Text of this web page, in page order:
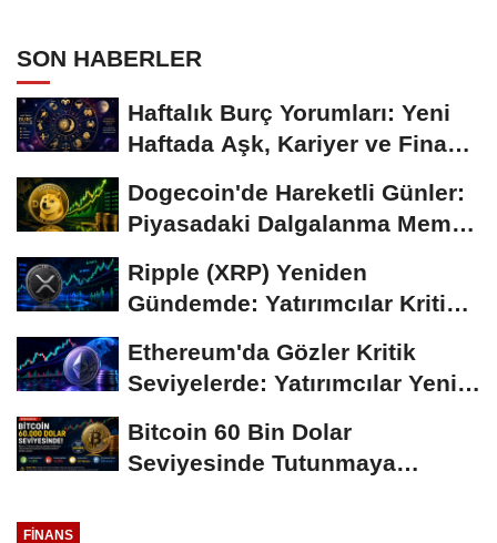
SON HABERLER
Haftalık Burç Yorumları: Yeni
Haftada Aşk, Kariyer ve Finans
Dogecoin'de Hareketli Günler:
Piyasadaki Dalgalanma Meme
Ripple (XRP) Yeniden
Gündemde: Yatırımcılar Kritik
Ethereum'da Gözler Kritik
Seviyelerde: Yatırımcılar Yeni
Bitcoin 60 Bin Dolar
Seviyesinde Tutunmaya
FINANS